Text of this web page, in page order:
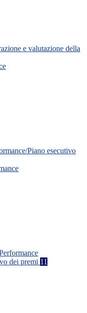
e valutazione della
Piano esecutivo
dei premi 11